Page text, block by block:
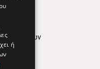
δεδομένων
ή